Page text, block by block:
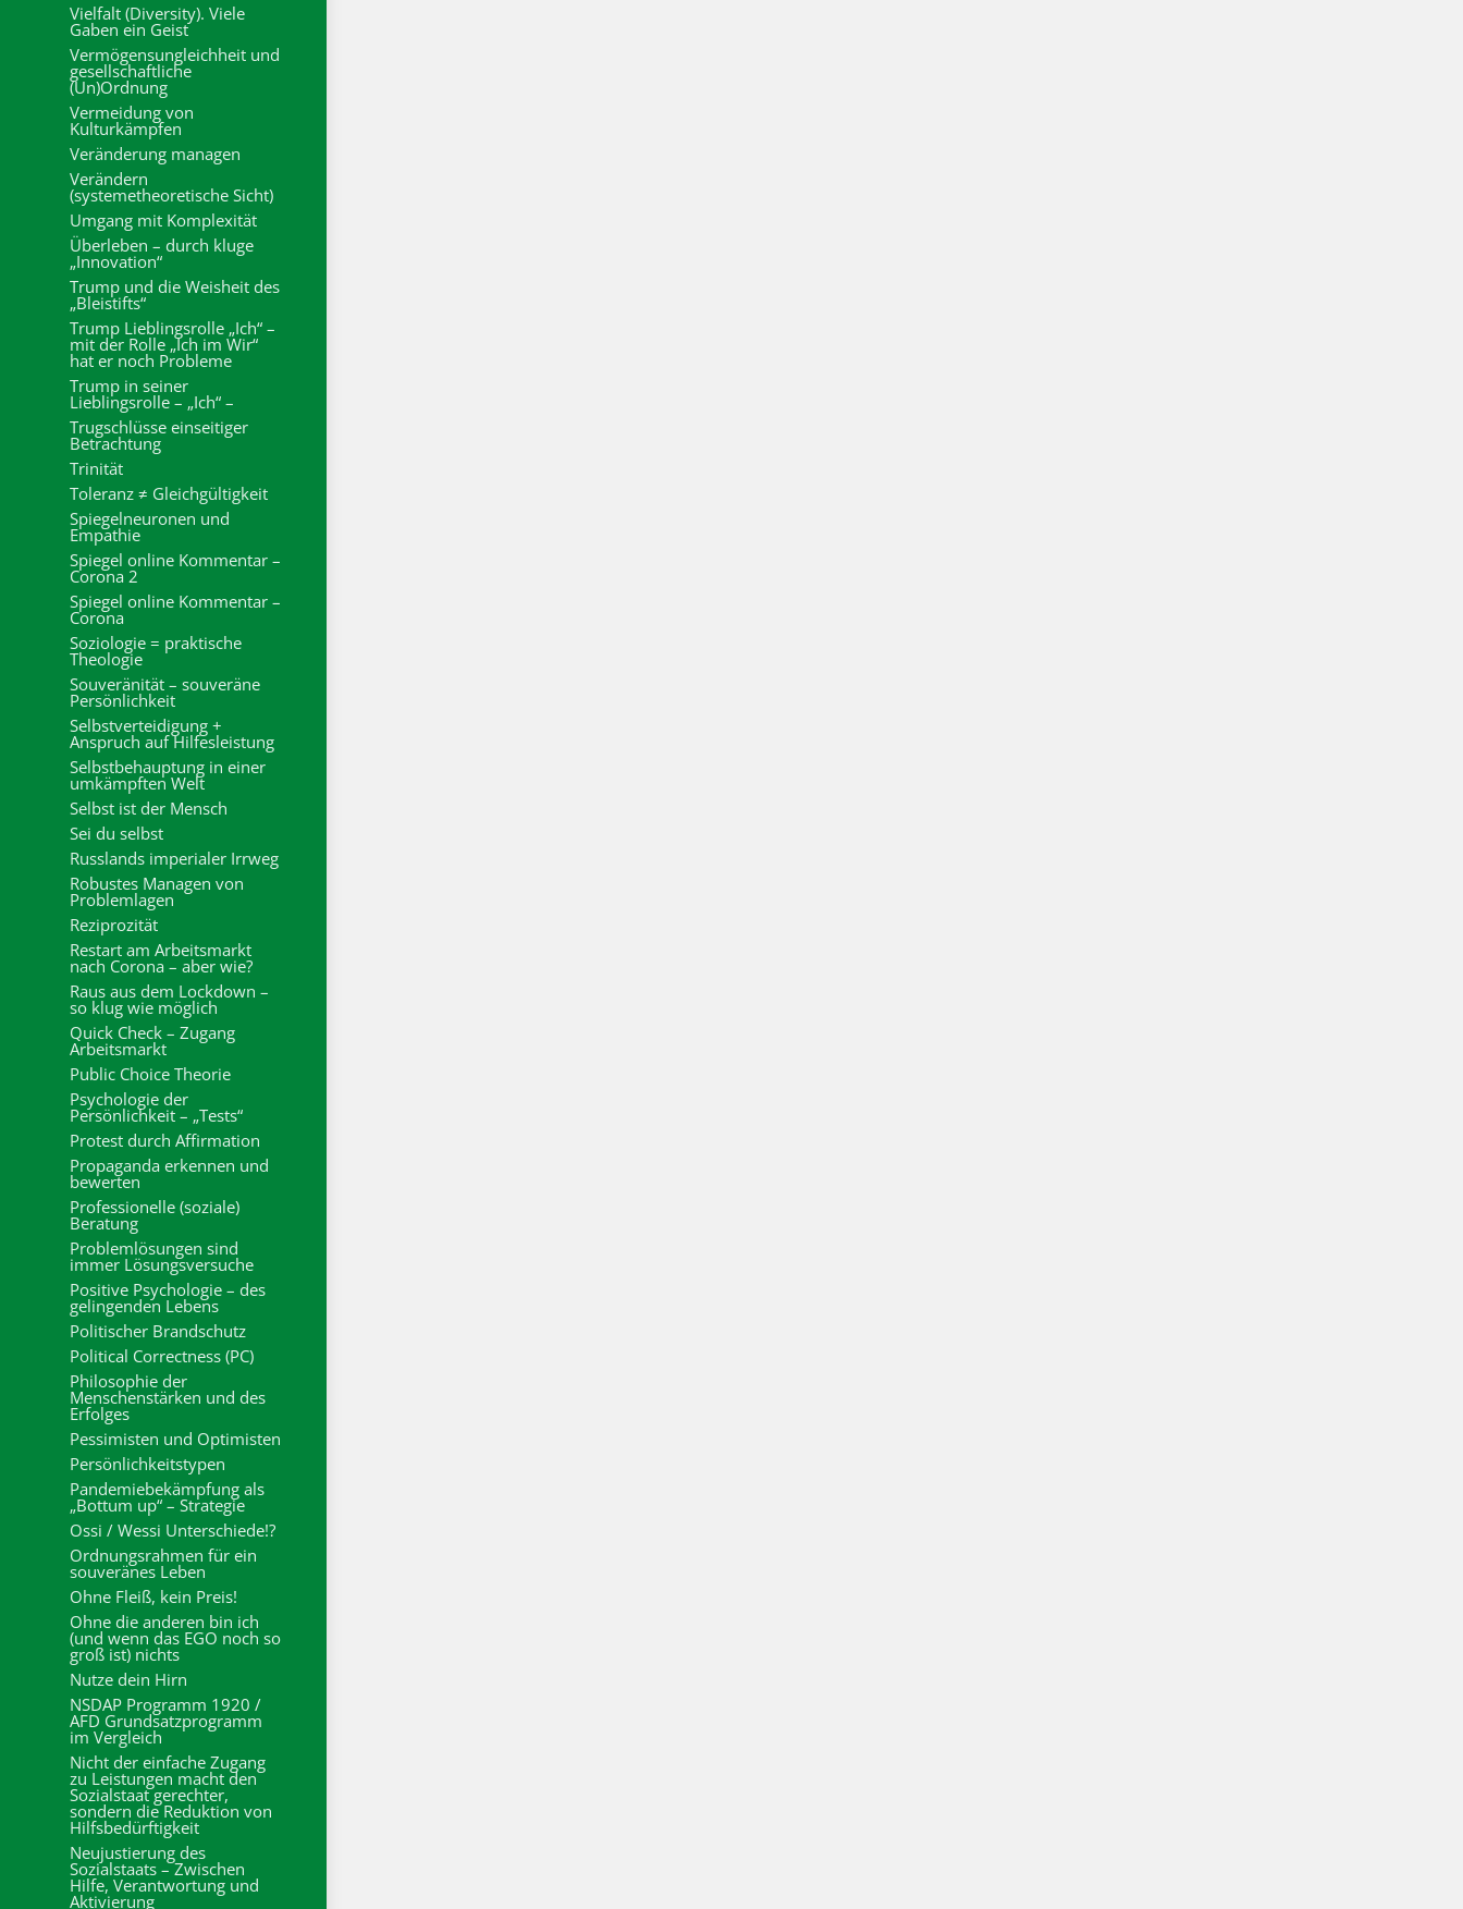
Vielfalt (Diversity). Viele
Gaben ein Geist
Vermögensungleichheit und
gesellschaftliche
(Un)Ordnung
Vermeidung von
Kulturkämpfen
Veränderung managen
Verändern
(systemetheoretische Sicht)
Umgang mit Komplexität
Überleben – durch kluge
„Innovation“
Trump und die Weisheit des
„Bleistifts“
Trump Lieblingsrolle „Ich“ –
mit der Rolle „Ich im Wir“
hat er noch Probleme
Trump in seiner
Lieblingsrolle – „Ich“ –
Trugschlüsse einseitiger
Betrachtung
Trinität
Toleranz ≠ Gleichgültigkeit
Spiegelneuronen und
Empathie
Spiegel online Kommentar –
Corona 2
Spiegel online Kommentar –
Corona
Soziologie = praktische
Theologie
Souveränität – souveräne
Persönlichkeit
Selbstverteidigung +
Anspruch auf Hilfesleistung
Selbstbehauptung in einer
umkämpften Welt
Selbst ist der Mensch
Sei du selbst
Russlands imperialer Irrweg
Robustes Managen von
Problemlagen
Reziprozität
Restart am Arbeitsmarkt
nach Corona – aber wie?
Raus aus dem Lockdown –
so klug wie möglich
Quick Check – Zugang
Arbeitsmarkt
Public Choice Theorie
Psychologie der
Persönlichkeit – „Tests“
Protest durch Affirmation
Propaganda erkennen und
bewerten
Professionelle (soziale)
Beratung
Problemlösungen sind
immer Lösungsversuche
Positive Psychologie – des
gelingenden Lebens
Politischer Brandschutz
Political Correctness (PC)
Philosophie der
Menschenstärken und des
Erfolges
Pessimisten und Optimisten
Persönlichkeitstypen
Pandemiebekämpfung als
„Bottum up“ – Strategie
Ossi / Wessi Unterschiede!?
Ordnungsrahmen für ein
souveränes Leben
Ohne Fleiß, kein Preis!
Ohne die anderen bin ich
(und wenn das EGO noch so
groß ist) nichts
Nutze dein Hirn
NSDAP Programm 1920 /
AFD Grundsatzprogramm
im Vergleich
Nicht der einfache Zugang
zu Leistungen macht den
Sozialstaat gerechter,
sondern die Reduktion von
Hilfsbedürftigkeit
Neujustierung des
Sozialstaats – Zwischen
Hilfe, Verantwortung und
Aktivierung